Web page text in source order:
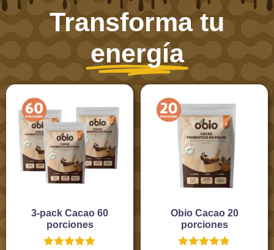
Transforma tu
energía
3-pack Cacao 60
porciones
Obio Cacao 20
porciones